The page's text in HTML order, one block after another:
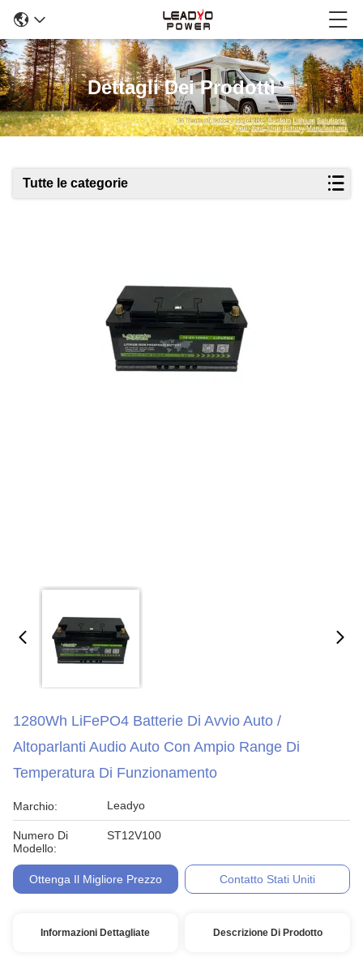
Dettagli Dei Prodotti
Tutte le categorie
1280Wh LiFePO4 Batterie Di Avvio Auto /
Altoparlanti Audio Auto Con Ampio Range Di
Temperatura Di Funzionamento
Marchio: Leadyo
Numero Di
Modello:
ST12V100
Ottenga Il Migliore Prezzo Contatto Stati Uniti
Informazioni Dettagliate Descrizione Di Prodotto